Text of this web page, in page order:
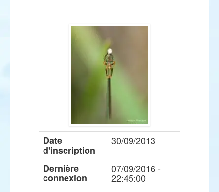
Date
d'inscription
30/09/2013
Dernière
connexion
07/09/2016 -
22:45:00